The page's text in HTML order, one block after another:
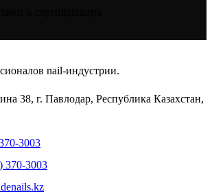
nail-индустрии.
38, г. Павлодар, Республика Казахстан,
3003
370-3003